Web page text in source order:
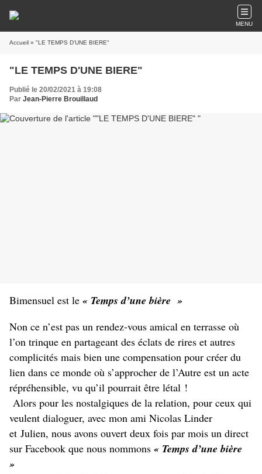
MENU
Accueil » "LE TEMPS D'UNE BIERE"
"LE TEMPS D'UNE BIERE"
Publié le 20/02/2021 à 19:08
Par Jean-Pierre Brouillaud
Bimensuel est le « Temps d’une bière »
Non ce n’est pas un rendez-vous amical en terrasse où
l’on trinque en partageant des éclats de rires et autres
complicités mais bien une compensation pour créer du
lien dans ce monde où s’approcher de l’Autre est un acte
répréhensible, vu qu’il pourrait être létal !
Alors pour les nostalgiques de la relation, pour ceux qui
veulent dialoguer, avec mon ami Nicolas Linder
et Julien, nous avons ouvert deux fois par mois un direct
sur Facebook que nous nommons « Temps d’une bière
»